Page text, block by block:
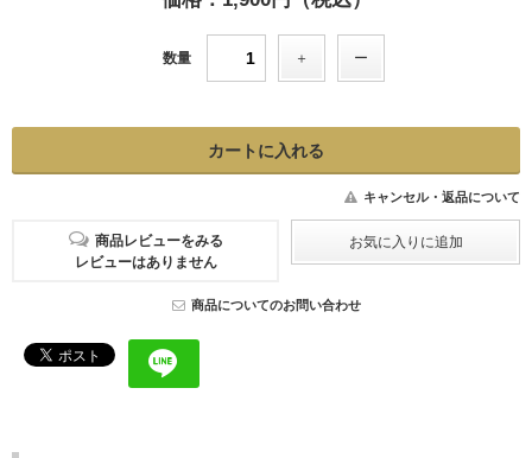
数量
キャンセル・返品について
商品レビューをみる
レビューはありません
商品についてのお問い合わせ